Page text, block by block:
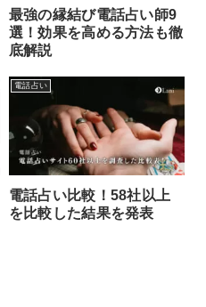
最強の縁結び電話占い師9
選！効果を高める方法も徹
底解説
電話占い
電話占い比較！58社以上
を比較した結果を発表